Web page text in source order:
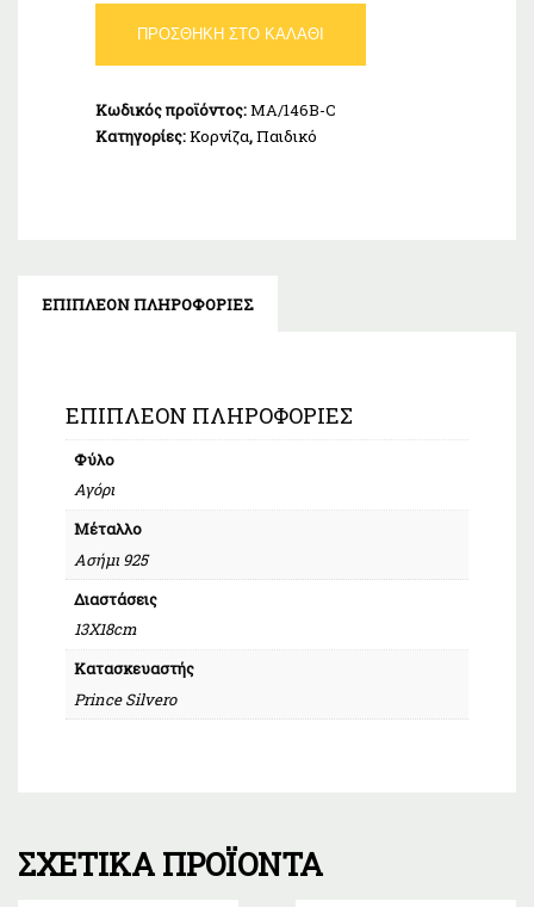
€45,00.
Παιδική
13x18cm
925
MA/146B-
ΠΡΟΣΘΉΚΗ ΣΤΟ ΚΑΛΆΘΙ
Κωδικός προϊόντος:MA/146B-C
Κατηγορίες:Κορνίζα,Παιδικό
ΕΠΙΠΛΈΟΝ ΠΛΗΡΟΦΟΡΊΕΣ
ΕΠΙΠΛΈΟΝ ΠΛΗΡΟΦΟΡΊΕΣ
Φύλο
Αγόρι
Μέταλλο
Ασήμι 925
Διαστάσεις
13Χ18cm
Κατασκευαστής
Prince Silvero
ΣΧΕΤΙΚΆ ΠΡΟΪΌΝΤΑ